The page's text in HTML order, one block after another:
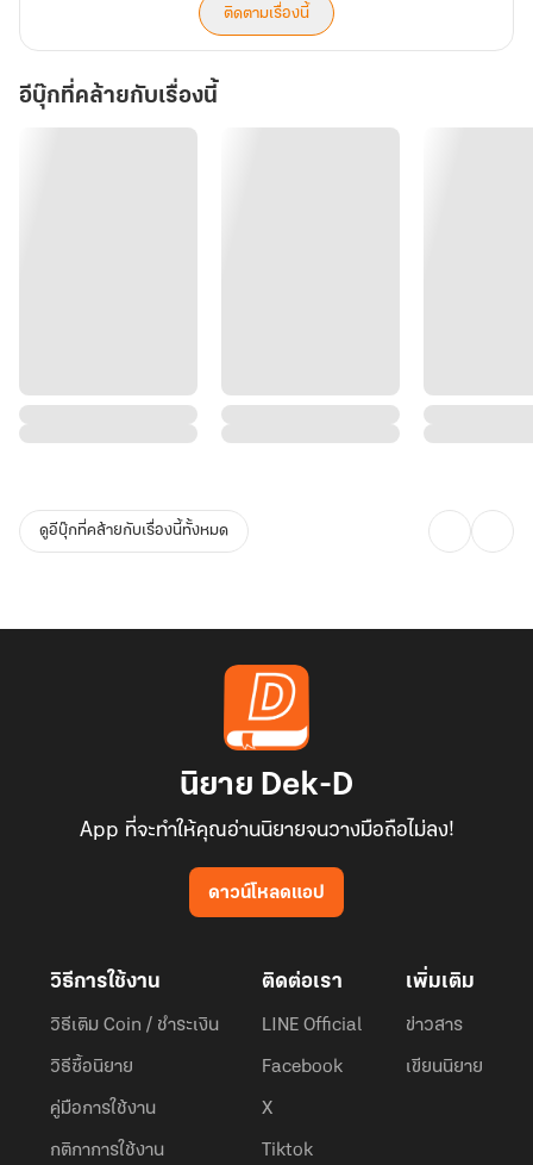
ติดตามเรื่องนี้
อีบุ๊กที่คล้ายกับเรื่องนี้
ดูอีบุ๊กที่คล้ายกับเรื่องนี้ทั้งหมด
นิยาย Dek-D
App ที่จะทำให้คุณอ่านนิยายจนวางมือถือไม่ลง!
ดาวน์โหลดแอป
วิธีการใช้งาน
วิธีเติม Coin / ชำระเงิน
วิธีซื้อนิยาย
คู่มือการใช้งาน
กติกาการใช้งาน
ติดต่อเรา
LINE Official
Facebook
X
Tiktok
เพิ่มเติม
ข่าวสาร
เขียนนิยาย